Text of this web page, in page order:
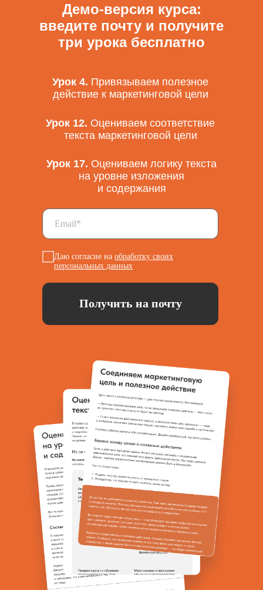
Демо-версия курса:
введите почту и получите
три урока бесплатно
Урок 4. Привязываем полезное
действие к маркетинговой цели
Урок 12. Оцениваем соответствие
текста маркетинговой цели
Урок 17. Оцениваем логику текста
на уровне изложения
и содержания
Даю согласие на обработку своих
персональных данных
Получить на почту